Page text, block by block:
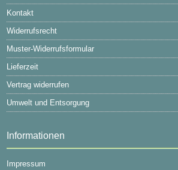
Kontakt
Widerrufsrecht
Muster-Widerrufsformular
Lieferzeit
Vertrag widerrufen
Umwelt und Entsorgung
Informationen
Impressum